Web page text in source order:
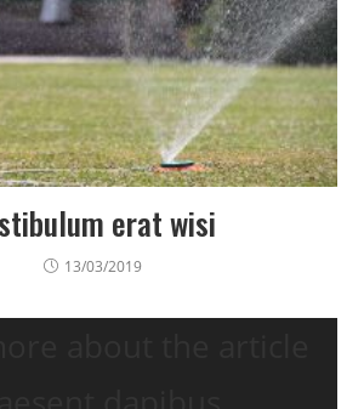
erat wisi
13/03/2019